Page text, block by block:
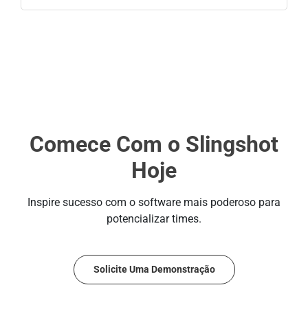
Comece Com o Slingshot
Hoje
Inspire sucesso com o software mais poderoso para
potencializar times.
Solicite Uma Demonstração